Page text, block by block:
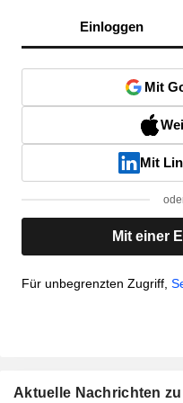
Einloggen
Mit
Mit
Mit einer
Für unbegrenzten Zugriff,
Aktuelle Nachrichten zu